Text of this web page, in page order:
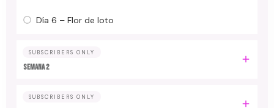
Día 6 – Flor de loto
SUBSCRIBERS ONLY
Semana 2
SUBSCRIBERS ONLY